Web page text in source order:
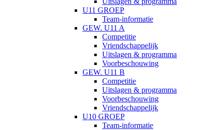
U11 GROEP
Team-informatie
GEW. U11 A
Competitie
Vriendschappelijk
Uitslagen & programma
Voorbeschouwing
GEW. U11 B
Competitie
Uitslagen & programma
Voorbeschouwing
Vriendschappelijk
U10 GROEP
Team-informatie